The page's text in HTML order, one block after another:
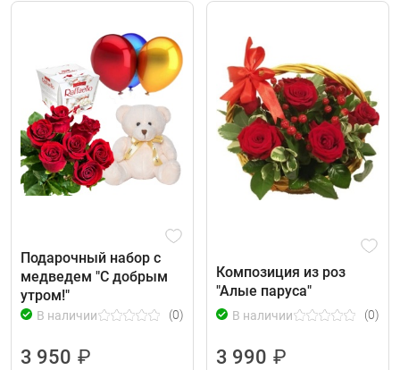
Подарочный набор с
медведем "С добрым
утром!"
В наличии (0)
3 950 ₽
Композиция из роз
"Алые паруса"
В наличии (0)
3 990 ₽